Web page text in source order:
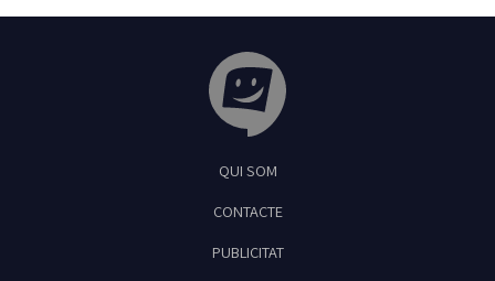
Feliu de Guíxols
QUI SOM
CONTACTE
PUBLICITAT